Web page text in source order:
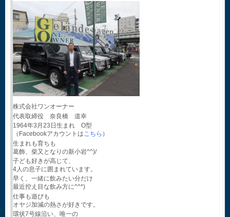
株式会社ワンオーナー
代表取締役 奈良橋 道幸
1964年3月23日生まれ O型
（Facebookアカウントはこちら ）
生まれも育ちも
葛飾、柴又となりの新小岩^^)/
子ども好きが高じて、
4人の息子に囲まれています。
早く、一緒に飲みたい分だけ
最近控え目な飲み方に^^*)
仕事も遊びも
オヤジ加減の熱さが好きです。
環状7号線沿い、唯一の